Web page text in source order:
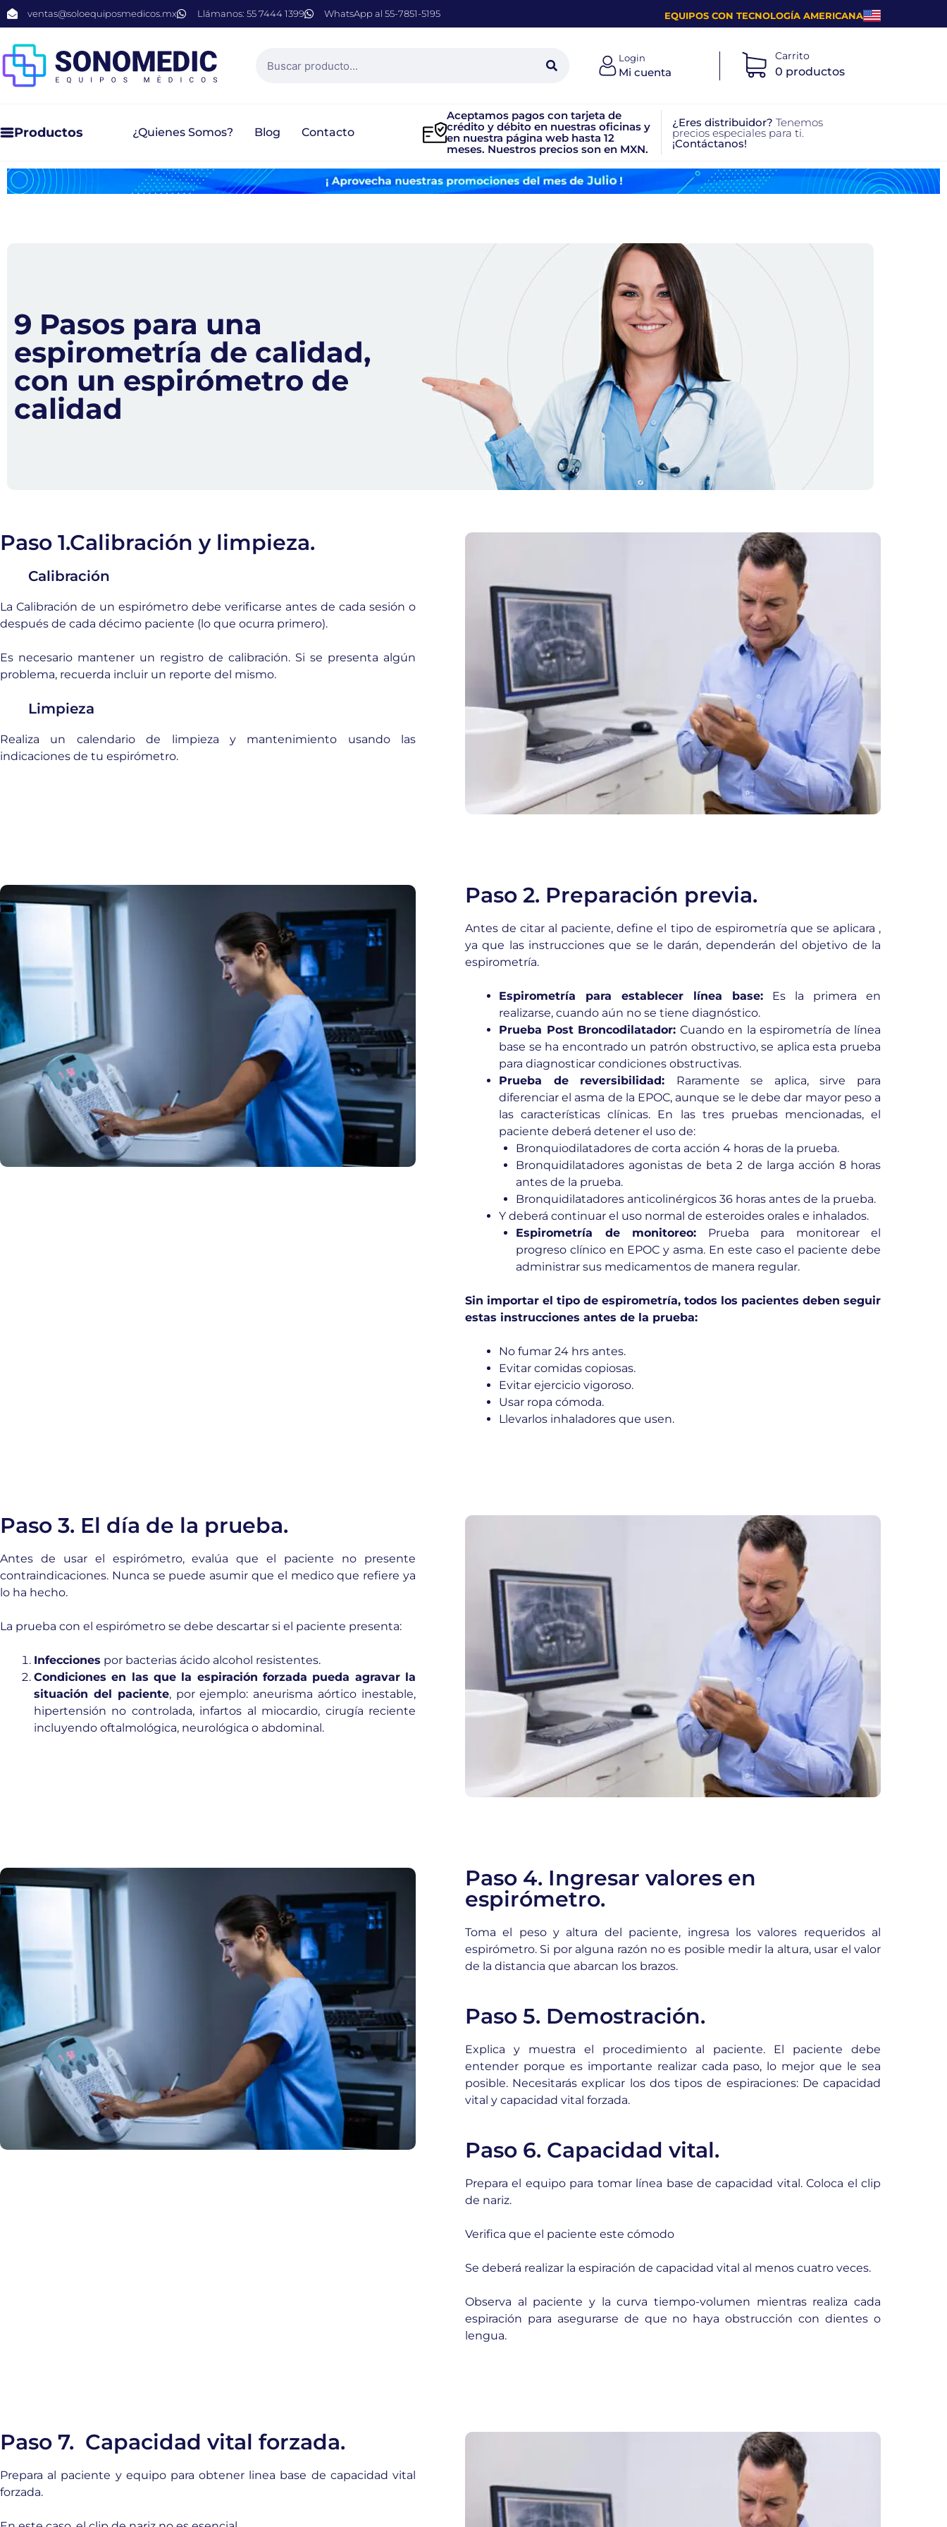
ventas@soloequiposmedicos.mx Llámanos: 55 7444 1399 WhatsApp al 55-7851-5195 EQUIPOS CON TECNOLOGÍA AMERICANA
Login
Mi cuenta
Carrito
0 productos
Productos ¿Quienes Somos? Blog Contacto
Aceptamos pagos con tarjeta de
crédito y débito en nuestras oficinas y
en nuestra página web hasta 12
meses. Nuestros precios son en MXN.
¿Eres distribuidor? Tenemos
precios especiales para ti.
¡Contáctanos!
9 Pasos para una
espirometría de calidad,
con un espirómetro de
calidad
Paso 1.Calibración y limpieza.
Calibración
La Calibración de un espirómetro debe verificarse antes de cada sesión o
después de cada décimo paciente (lo que ocurra primero).
Es necesario mantener un registro de calibración. Si se presenta algún
problema, recuerda incluir un reporte del mismo.
Limpieza
Realiza un calendario de limpieza y mantenimiento usando las
indicaciones de tu espirómetro.
Paso 2. Preparación previa.
Antes de citar al paciente, define el tipo de espirometría que se aplicara ,
ya que las instrucciones que se le darán, dependerán del objetivo de la
espirometría.
Espirometría para establecer línea base: Es la primera en
realizarse, cuando aún no se tiene diagnóstico.
Prueba Post Broncodilatador: Cuando en la espirometría de línea
base se ha encontrado un patrón obstructivo, se aplica esta prueba
para diagnosticar condiciones obstructivas.
Prueba de reversibilidad: Raramente se aplica, sirve para
diferenciar el asma de la EPOC, aunque se le debe dar mayor peso a
las características clínicas. En las tres pruebas mencionadas, el
paciente deberá detener el uso de:
Bronquiodilatadores de corta acción 4 horas de la prueba.
Bronquidilatadores agonistas de beta 2 de larga acción 8 horas
antes de la prueba.
Bronquidilatadores anticolinérgicos 36 horas antes de la prueba.
Y deberá continuar el uso normal de esteroides orales e inhalados.
Espirometría de monitoreo: Prueba para monitorear el
progreso clínico en EPOC y asma. En este caso el paciente debe
administrar sus medicamentos de manera regular.
Sin importar el tipo de espirometría, todos los pacientes deben seguir
estas instrucciones antes de la prueba:
No fumar 24 hrs antes.
Evitar comidas copiosas.
Evitar ejercicio vigoroso.
Usar ropa cómoda.
Llevarlos inhaladores que usen.
Paso 3. El día de la prueba.
Antes de usar el espirómetro, evalúa que el paciente no presente
contraindicaciones. Nunca se puede asumir que el medico que refiere ya
lo ha hecho.
La prueba con el espirómetro se debe descartar si el paciente presenta:
Infecciones por bacterias ácido alcohol resistentes.
Condiciones en las que la espiración forzada pueda agravar la
situación del paciente, por ejemplo: aneurisma aórtico inestable,
hipertensión no controlada, infartos al miocardio, cirugía reciente
incluyendo oftalmológica, neurológica o abdominal.
Paso 4. Ingresar valores en
espirómetro.
Toma el peso y altura del paciente, ingresa los valores requeridos al
espirómetro. Si por alguna razón no es posible medir la altura, usar el valor
de la distancia que abarcan los brazos.
Paso 5. Demostración.
Explica y muestra el procedimiento al paciente. El paciente debe
entender porque es importante realizar cada paso, lo mejor que le sea
posible. Necesitarás explicar los dos tipos de espiraciones: De capacidad
vital y capacidad vital forzada.
Paso 6. Capacidad vital.
Prepara el equipo para tomar línea base de capacidad vital. Coloca el clip
de nariz.
Verifica que el paciente este cómodo
Se deberá realizar la espiración de capacidad vital al menos cuatro veces.
Observa al paciente y la curva tiempo-volumen mientras realiza cada
espiración para asegurarse de que no haya obstrucción con dientes o
lengua.
Paso 7. Capacidad vital forzada.
Prepara al paciente y equipo para obtener linea base de capacidad vital
forzada.